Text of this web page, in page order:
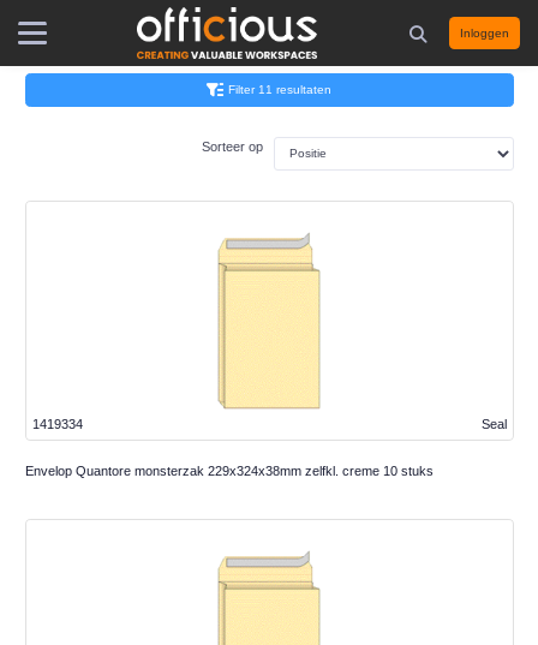
Inloggen
Filter 11 resultaten
Sorteer op
Seal
1419334
Envelop Quantore monsterzak 229x324x38mm zelfkl. creme 10 stuks